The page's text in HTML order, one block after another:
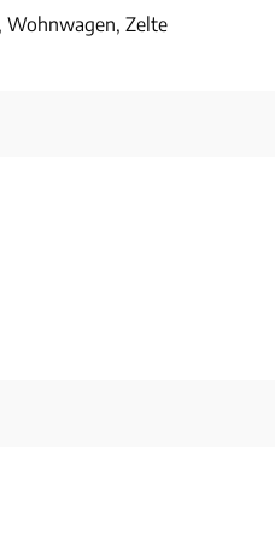
Zelte